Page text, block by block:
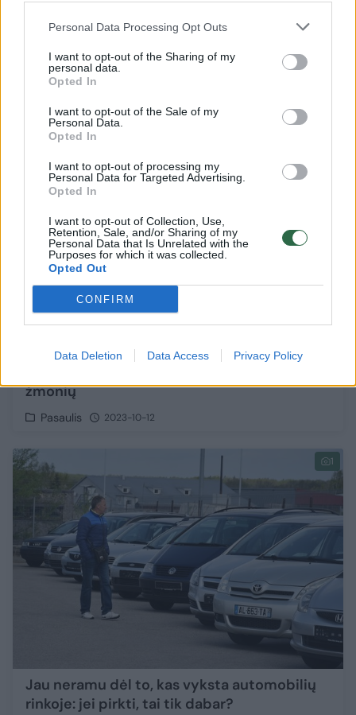
Personal Data Processing Opt Outs
I want to opt-out of the Sharing of my
personal data.
Opted In
I want to opt-out of the Sale of my
Personal Data.
Opted In
I want to opt-out of processing my
Personal Data for Targeted Advertising.
Opted In
I want to opt-out of Collection, Use,
Retention, Sale, and/or Sharing of my
Personal Data that Is Unrelated with the
Purposes for which it was collected.
Opted Out
CONFIRM
Data Deletion Data Access Privacy Policy
Byra elektromobilių rinka: paklausa mažėja,
Auto 2024-02-02
JAV vykstančio autopramonės darbuotojų
žmonių
Pasaulis 2023-10-12
1
Jau neramu dėl to, kas vyksta automobilių
rinkoje: jei pirkti, tai tik dabar?